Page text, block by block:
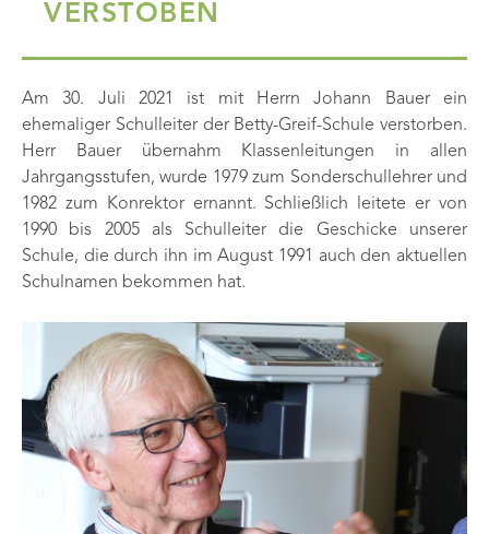
VERSTOBEN
Am 30. Juli 2021 ist mit Herrn Johann Bauer ein
ehemaliger Schulleiter der Betty-Greif-Schule verstorben.
Herr Bauer übernahm Klassenleitungen in allen
Jahrgangsstufen, wurde 1979 zum Sonderschullehrer und
1982 zum Konrektor ernannt. Schließlich leitete er von
1990 bis 2005 als Schulleiter die Geschicke unserer
Schule, die durch ihn im August 1991 auch den aktuellen
Schulnamen bekommen hat.